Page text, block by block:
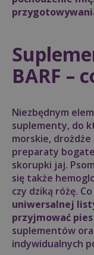
BARF –
Niezbędnym
suplementy, do
morskie,
preparaty
skorupki jaj.
się także
czy dziką różę.
uniwersalnej
przyjmować pies
suplementów
indywidualnych